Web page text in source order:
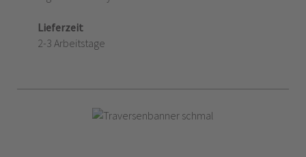
Lieferzeit
2-3 Arbeitstage